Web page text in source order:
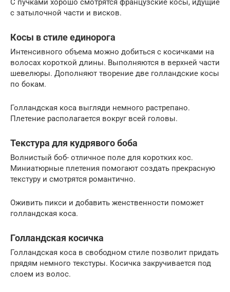
С пучками хорошо смотрятся французские косы, идущие
с затылочной части и висков.
Косы в стиле единорога
Интенсивного объема можно добиться с косичками на
волосах короткой длины. Выполняются в верхней части
шевелюры. Дополняют творение две голландские косы
по бокам.
Голландская коса выгляди немного растрепано.
Плетение располагается вокруг всей головы.
Текстура для кудрявого боба
Волнистый боб- отличное поле для коротких кос.
Миниатюрные плетения помогают создать прекрасную
текстуру и смотрятся романтично.
Оживить пикси и добавить женственности поможет
голландская коса.
Голландская косичка
Голландская коса в свободном стиле позволит придать
прядям немного текстуры. Косичка закручивается под
слоем из волос.